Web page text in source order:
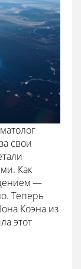
свои
Как
—
Теперь
Коэна из
этот